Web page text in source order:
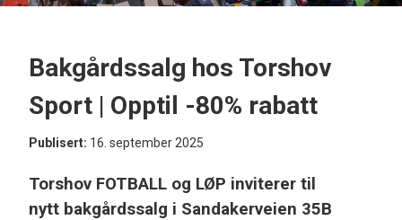
Bakgårdssalg hos Torshov
Sport | Opptil -80% rabatt
Publisert: 16. september 2025
Torshov FOTBALL og LØP inviterer til
nytt bakgårdssalg i Sandakerveien 35B